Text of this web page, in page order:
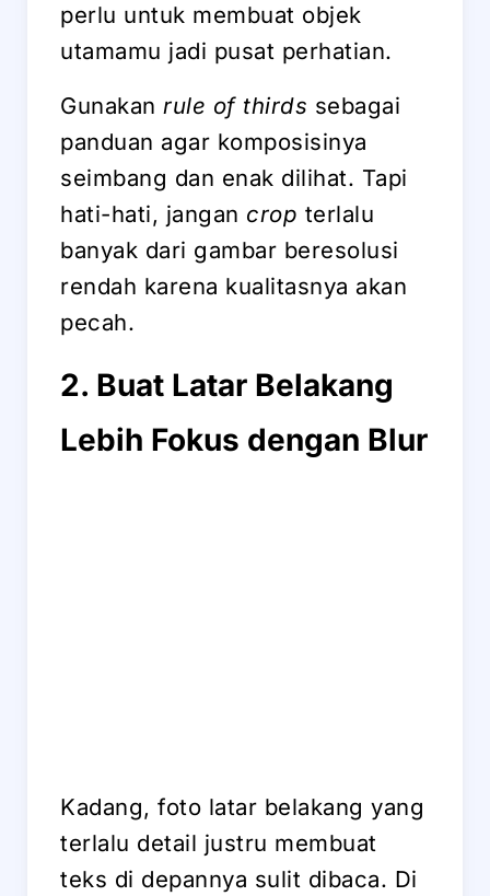
perlu untuk membuat objek
utamamu jadi pusat perhatian.
Gunakan rule of thirds sebagai
panduan agar komposisinya
seimbang dan enak dilihat. Tapi
hati-hati, jangan crop terlalu
banyak dari gambar beresolusi
rendah karena kualitasnya akan
pecah.
2. Buat Latar Belakang
Lebih Fokus dengan Blur
Kadang, foto latar belakang yang
terlalu detail justru membuat
teks di depannya sulit dibaca. Di